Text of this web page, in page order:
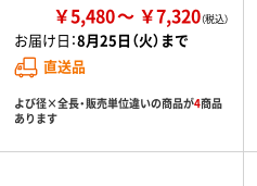
￥5,480 ￥7,320
お届け日：8月25日（火）まで
直送品
よび径×全長・販売単位違いの商品が4商品
あります